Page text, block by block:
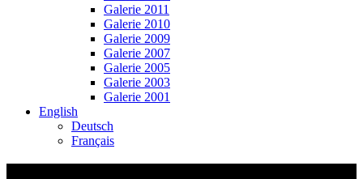
Galerie 2011
Galerie 2010
Galerie 2009
Galerie 2007
Galerie 2005
Galerie 2003
Galerie 2001
English
Deutsch
Français